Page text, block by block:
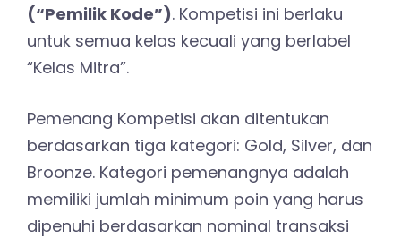
(“Pemilik Kode”). Kompetisi ini berlaku
untuk semua kelas kecuali yang berlabel
“Kelas Mitra”.
Pemenang Kompetisi akan ditentukan
berdasarkan tiga kategori: Gold, Silver, dan
Broonze. Kategori pemenangnya adalah
memiliki jumlah minimum poin yang harus
dipenuhi berdasarkan nominal transaksi